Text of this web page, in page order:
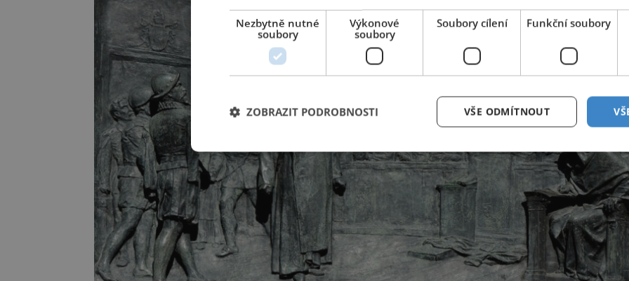
Nezbytně nutné
soubory
Výkonové
soubory
Soubory cílení Funkční soubory
VŠE ODMÍTNOUT
ZOBRAZIT PODROBNOSTI